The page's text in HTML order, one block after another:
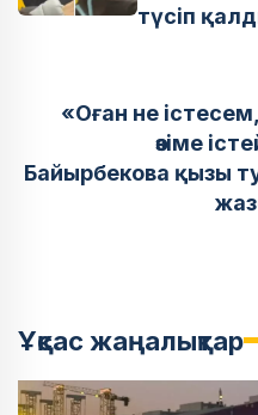
түсіп
«Оған не
өзіме
Байырбекова қызы
Ұқсас жаңалықтар